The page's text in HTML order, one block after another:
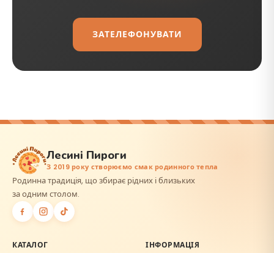
ЗАТЕЛЕФОНУВАТИ
Лесині Пироги
З 2019 року створюємо смак родинного тепла
Родинна традиція, що збирає рідних і близьких
за одним столом.
КАТАЛОГ ІНФОРМАЦІЯ